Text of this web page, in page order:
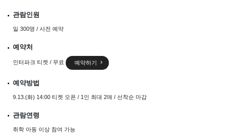
관람인원
일 300명 / 사전 예약
예약처
인터파크 티켓 / 무료 예약하기
예약방법
9.13.(화) 14:00 티켓 오픈 / 1인 최대 2매 / 선착순 마감
관람연령
취학 아동 이상 참여 가능